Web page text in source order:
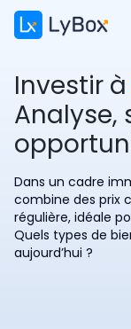
Investir à
Analyse,
Dans un cadre
combine des prix
régulière, idéale
Quels types de
aujourd’hui ?